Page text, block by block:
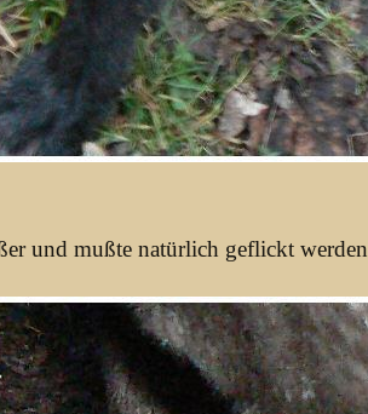
und mußte natürlich geflickt werden